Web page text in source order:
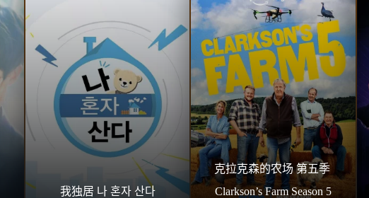
我独居 나 혼자 산다
克拉克森的农场 第五季
Clarkson’s Farm Season 5